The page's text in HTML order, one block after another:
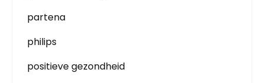
partena
philips
positieve gezondheid